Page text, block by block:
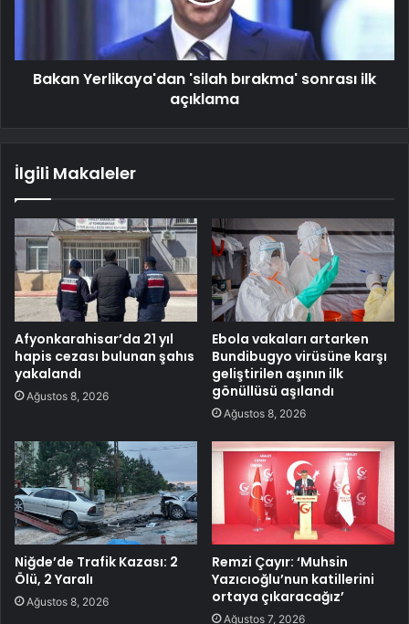
Bakan Yerlikaya'dan 'silah bırakma' sonrası ilk
açıklama
İlgili Makaleler
Afyonkarahisar’da 21 yıl
hapis cezası bulunan şahıs
yakalandı
Ağustos 8, 2026
Ebola vakaları artarken
Bundibugyo virüsüne karşı
geliştirilen aşının ilk
gönüllüsü aşılandı
Ağustos 8, 2026
Niğde’de Trafik Kazası: 2
Ölü, 2 Yaralı
Ağustos 8, 2026
Remzi Çayır: ‘Muhsin
Yazıcıoğlu’nun katillerini
ortaya çıkaracağız’
Ağustos 7, 2026